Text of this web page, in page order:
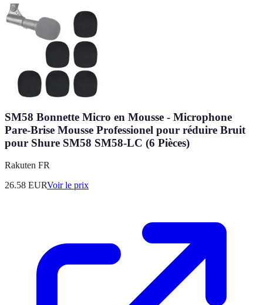
SM58 Bonnette Micro en Mousse - Microphone
Pare-Brise Mousse Professionel pour réduire Bruit
pour Shure SM58 SM58-LC (6 Pièces)
Rakuten FR
26.58 EURVoir le prix